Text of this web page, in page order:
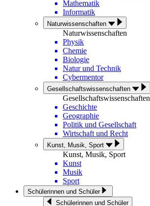
Mathematik
Informatik
Naturwissenschaften
Naturwissenschaften
Physik
Chemie
Biologie
Natur und Technik
Cybermentor
Gesellschaftswissenschaften
Gesellschaftswissenschaften
Geschichte
Geographie
Politik und Gesellschaft
Wirtschaft und Recht
Kunst, Musik, Sport
Kunst, Musik, Sport
Kunst
Musik
Sport
Schülerinnen und Schüler
Schülerinnen und Schüler